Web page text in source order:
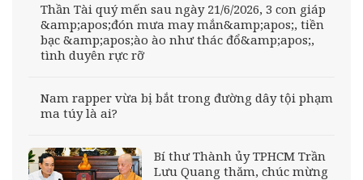
Thần Tài quý mến sau ngày 21/6/2026, 3 con giáp
&amp;apos;đón mưa may mắn&amp;apos;, tiền
bạc &amp;apos;ào ào như thác đổ&amp;apos;,
tình duyên rực rỡ
Nam rapper vừa bị bắt trong đường dây tội phạm
ma túy là ai?
Bí thư Thành ủy TPHCM Trần
Lưu Quang thăm, chúc mừng